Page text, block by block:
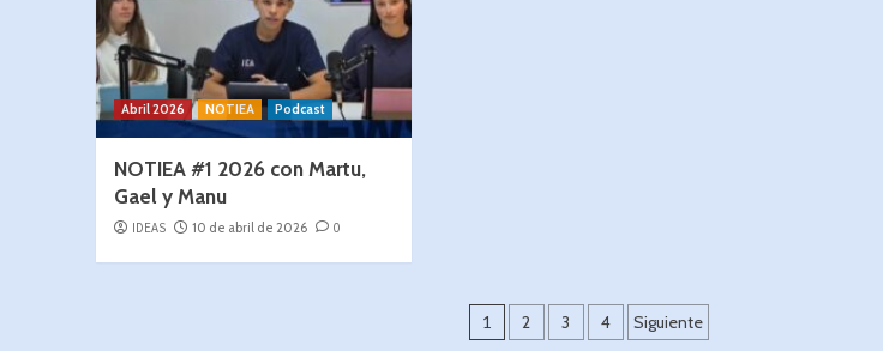
Abril 2026 NOTIEA Podcast
NOTIEA #1 2026 con Martu,
Gael y Manu
IDEAS 10 de abril de 2026 0
1 2 3 4 Siguiente